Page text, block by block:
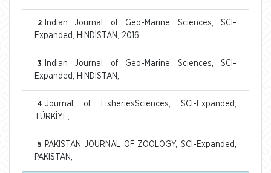
2
Indian Journal of Geo-Marine Sciences, SCI-
Expanded, HİNDİSTAN, 2016.
3
Indian Journal of Geo-Marine Sciences, SCI-
Expanded, HİNDİSTAN,
4 Journal of FisheriesSciences, SCI-Expanded,
TÜRKİYE,
5
PAKISTAN JOURNAL OF ZOOLOGY, SCI-Expanded,
PAKİSTAN,